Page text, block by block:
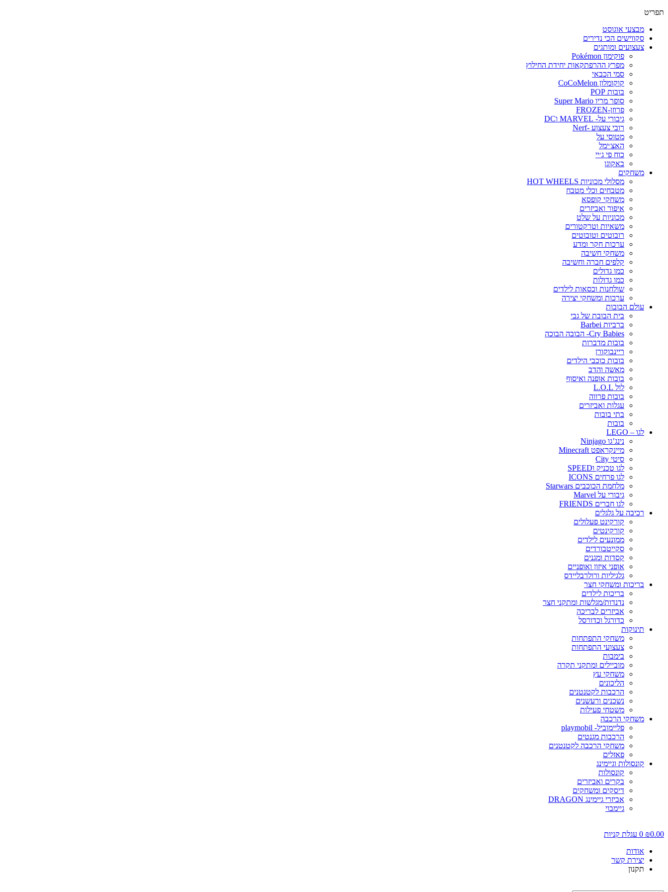
תפריט
מבצעי אוגוסט
סקווישים הכי נדירים
צעצועים ומותגים
פוקימון Pokémon
מפרץ ההרפתקאות יחידת החילוץ
סמי הכבאי
קוקומלון CoCoMelon
בובות POP
סופר מריו Super Mario
פרוזן-FROZEN
גיבורי על- MARVEL וDC
רובי צעצוע -Nerf
מטוסי על
האצ׳ימל
כוח פי ג׳יי
באקוגן
משחקים
מסלולי מכוניות HOT WHEELS
מטבחים וכלי מטבח
משחקי קופסא
איפור ואביזרים
מכוניות על שלט
משאיות וטרקטורים
רובוטים וטובוטים
ערכות חקר ומדע
משחקי חשיבה
קלפים חברה וחשיבה
כמו גדולים
כמו גדולות
שולחנות וכסאות לילדים
ערכות ומשחקי יצירה
עולם הבובות
בית הבובת של גבי
ברביות Barbei
Cry Babies- הבובה הבוכה
בובות מדברות
ריינבוקורן
בובות כוכבי הילדים
מאשה והדב
בובות אופנה ואיסוף
לול L.O.L
בובות פרווה
עגלות ואביזרים
בתי בובות
בובות
לגו – LEGO
נינג’גו Ninjago
מיינקראפט Minecraft
סיטי City
לגו טכניק וSPEED
לגו פרחים ICONS
מלחמת הכוכבים Starwars
גיבורי על Marvel
לגו חברים FRIENDS
רכיבה על גלגלים
קורקינט פעלולים
קורקינטים
ממונעים לילדים
סקייטבורדים
קסדות ומגנים
אופני איזון ואופניים
גלגיליות ורולרבליידס
בריכות ומשחקי חצר
בריכות לילדים
נדנדות/מגלשות ומתקני חצר
אביזרים לבריכה
כדורגל וכדורסל
תינוקות
משחקי התפתחות
צעצועי התפתחות
בימבות
מוביילים ומתקני תקרה
משחקי עץ
הליכונים
הרכבות לקטנטנים
נשכנים ורעשנים
משטחי פעילות
משחקי הרכבה
פליימוביל- playmobil
הרכבות מגנטים
משחקי הרכבה לקטנטנים
פאזלים
קונסולות וגיימינג
קונסולות
בקרים ואביזרים
דיסקים ומשחקים
אביזרי גיימינג DRAGON
גיימבוי
₪0.00
0 עגלת קניות
אודות
יצירת קשר
תקנון